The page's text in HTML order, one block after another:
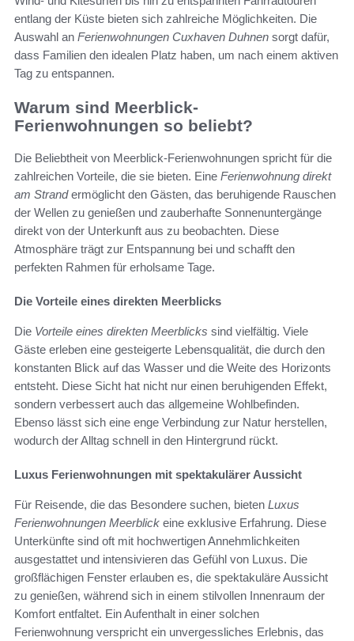
entlang der Küste bieten sich zahlreiche Möglichkeiten. Die
Auswahl an Ferienwohnungen Cuxhaven Duhnen sorgt dafür,
dass Familien den idealen Platz haben, um nach einem aktiven
Tag zu entspannen.
Warum sind Meerblick-
Ferienwohnungen so beliebt?
Die Beliebtheit von Meerblick-Ferienwohnungen spricht für die
zahlreichen Vorteile, die sie bieten. Eine Ferienwohnung direkt
am Strandermöglicht den Gästen, das beruhigende Rauschen
der Wellen zu genießen und zauberhafte Sonnenuntergänge
direkt von der Unterkunft aus zu beobachten. Diese
Atmosphäre trägt zur Entspannung bei und schafft den
perfekten Rahmen für erholsame Tage.
Die Vorteile eines direkten Meerblicks
Die Vorteile eines direkten Meerblicks sind vielfältig. Viele
Gäste erleben eine gesteigerte Lebensqualität, die durch den
konstanten Blick auf das Wasser und die Weite des Horizonts
entsteht. Diese Sicht hat nicht nur einen beruhigenden Effekt,
sondern verbessert auch das allgemeine Wohlbefinden.
Ebenso lässt sich eine enge Verbindung zur Natur herstellen,
wodurch der Alltag schnell in den Hintergrund rückt.
Luxus Ferienwohnungen mit spektakulärer Aussicht
Für Reisende, die das Besondere suchen, bieten Luxus
Ferienwohnungen Meerblick eine exklusive Erfahrung. Diese
Unterkünfte sind oft mit hochwertigen Annehmlichkeiten
ausgestattet und intensivieren das Gefühl von Luxus. Die
großflächigen Fenster erlauben es, die spektakuläre Aussicht
zu genießen, während sich in einem stilvollen Innenraum der
Komfort entfaltet. Ein Aufenthalt in einer solchen
Ferienwohnung verspricht ein unvergessliches Erlebnis, das